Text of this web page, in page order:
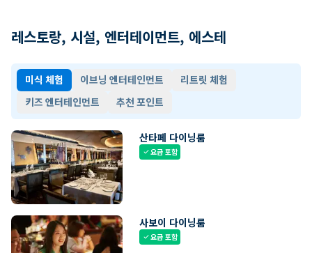
레스토랑, 시설, 엔터테이먼트, 에스테
미식 체험 이브닝 엔터테인먼트
리트릿 체험
키즈 엔터테인먼트
추천 포인트
산타페 다이닝룸
check요금 포함
사보이 다이닝룸
check요금 포함